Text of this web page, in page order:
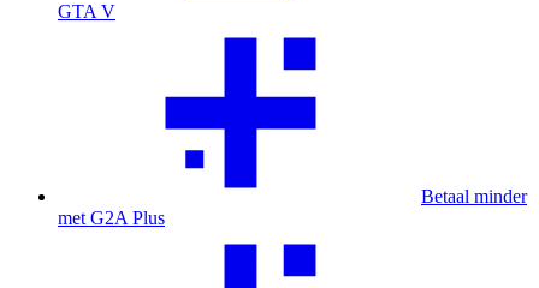
GTA V
Betaal minder
met G2A Plus